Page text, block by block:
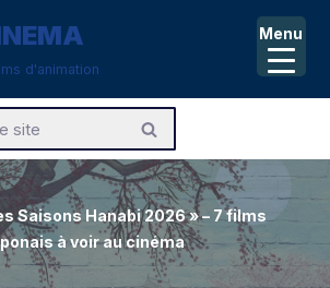
d'animation
Saisons Hanabi 2026 » – 7 films
à voir au cinéma
Menu